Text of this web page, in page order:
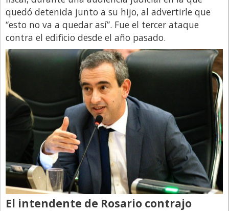
Salidas
Santa Fe
Show Business
Sociedad
Tecnología
Tendencias
Viajes
quedó detenida junto a su hijo, al advertirle que
“esto no va a quedar así”. Fue el tercer ataque
contra el edificio desde el año pasado.
El intendente de Rosario contrajo